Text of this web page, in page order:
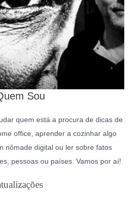
Sou
quem está a procura de dicas de
office, aprender a cozinhar algo
nômade digital ou ler sobre fatos
pessoas ou países. Vamos por aí!